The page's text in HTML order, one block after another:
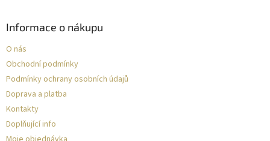
Informace o nákupu
O nás
Obchodní podmínky
Podmínky ochrany osobních údajů
Doprava a platba
Kontakty
Doplňující info